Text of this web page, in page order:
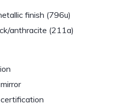
finish (796u)
anthracite (211a)